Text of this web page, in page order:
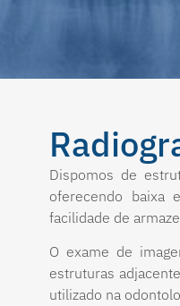
Dispomos de
oferecendo baixa
facilidade de
O exame de
estruturas
utilizado na